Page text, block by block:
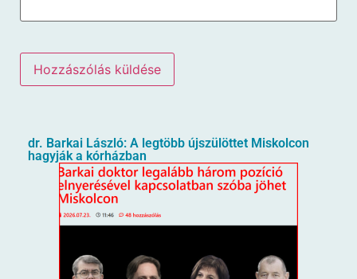
dr. Barkai László: A legtöbb újszülöttet Miskolcon
hagyják a kórházban